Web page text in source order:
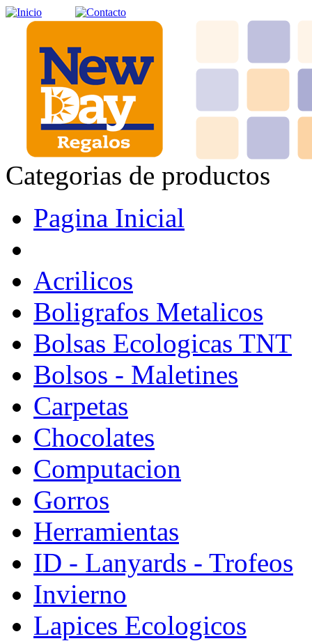
Categorias de productos
Pagina Inicial
Acrilicos
Boligrafos Metalicos
Bolsas Ecologicas TNT
Bolsos - Maletines
Carpetas
Chocolates
Computacion
Gorros
Herramientas
ID - Lanyards - Trofeos
Invierno
Lapices Ecologicos